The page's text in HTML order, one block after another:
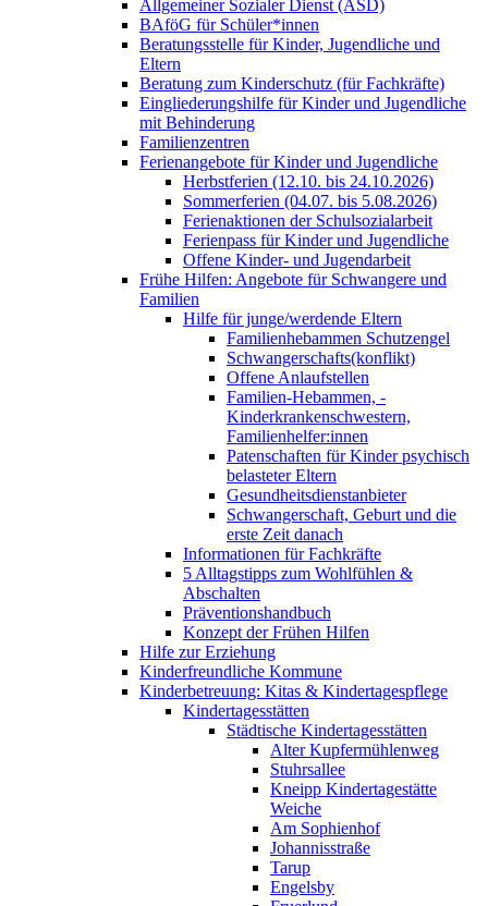
Allgemeiner Sozialer Dienst (ASD)
BAföG für Schüler*innen
Beratungsstelle für Kinder, Jugendliche und
Eltern
Beratung zum Kinderschutz (für Fachkräfte)
Eingliederungshilfe für Kinder und Jugendliche
mit Behinderung
Familienzentren
Ferienangebote für Kinder und Jugendliche
Herbstferien (12.10. bis 24.10.2026)
Sommerferien (04.07. bis 5.08.2026)
Ferienaktionen der Schulsozialarbeit
Ferienpass für Kinder und Jugendliche
Offene Kinder- und Jugendarbeit
Frühe Hilfen: Angebote für Schwangere und
Familien
Hilfe für junge/werdende Eltern
Familienhebammen Schutzengel
Schwangerschafts(konflikt)
Offene Anlaufstellen
Familien-Hebammen, -
Kinderkrankenschwestern,
Familienhelfer:innen
Patenschaften für Kinder psychisch
belasteter Eltern
Gesundheitsdienstanbieter
Schwangerschaft, Geburt und die
erste Zeit danach
Informationen für Fachkräfte
5 Alltagstipps zum Wohlfühlen &
Abschalten
Präventionshandbuch
Konzept der Frühen Hilfen
Hilfe zur Erziehung
Kinderfreundliche Kommune
Kinderbetreuung: Kitas & Kindertagespflege
Kindertagesstätten
Städtische Kindertagesstätten
Alter Kupfermühlenweg
Stuhrsallee
Kneipp Kindertagestätte
Weiche
Am Sophienhof
Johannisstraße
Tarup
Engelsby